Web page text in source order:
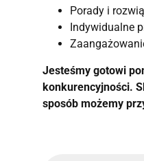
Porady i
Indywidualne
Jesteśmy gotowi
konkurencyjności.
sposób możemy